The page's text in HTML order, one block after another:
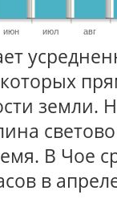
июн июл авг
земли.
В Чое
в